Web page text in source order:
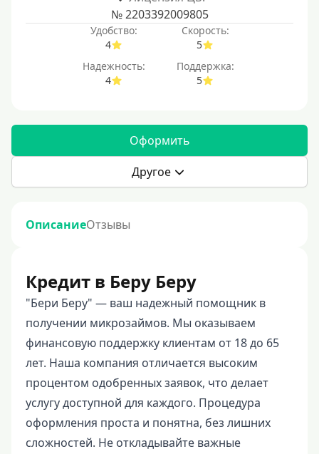
№ 2203392009805
Удобство:
4
Скорость:
5
Надежность:
4
Поддержка:
5
Оформить
Другое
ОписаниеОтзывы
Кредит в Беру Беру
"Бери Беру" — ваш надежный помощник в
получении микрозаймов. Мы оказываем
финансовую поддержку клиентам от 18 до 65
лет. Наша компания отличается высоким
процентом одобренных заявок, что делает
услугу доступной для каждого. Процедура
оформления проста и понятна, без лишних
сложностей. Не откладывайте важные